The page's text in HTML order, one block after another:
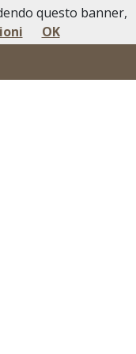
questo banner,
OK